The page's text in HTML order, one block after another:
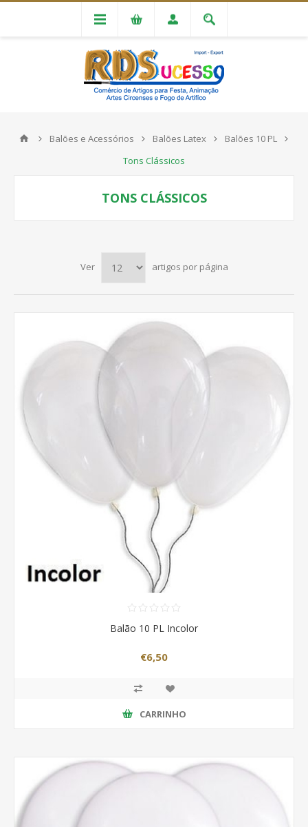
Balões e Acessórios Balões Latex
Balões 10 PL
Tons Clássicos
TONS CLÁSSICOS
Ver artigos por página
Balão 10 PL Incolor
€6,50
CARRINHO